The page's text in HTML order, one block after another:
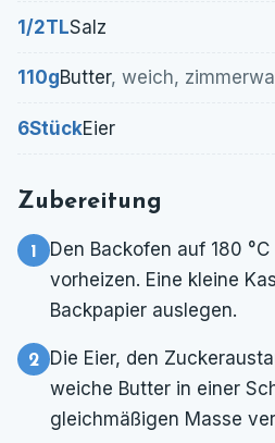
1/2TLSalz
110gButter, weich,
6StückEier
Zubereitung
Den Backofen auf 180
vorheizen. Eine kleine
Backpapier auslegen.
Die Eier, den
weiche Butter in einer
gleichmäßigen Masse